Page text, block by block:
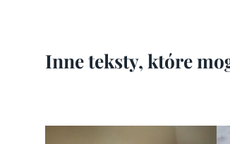
Inne teksty, które